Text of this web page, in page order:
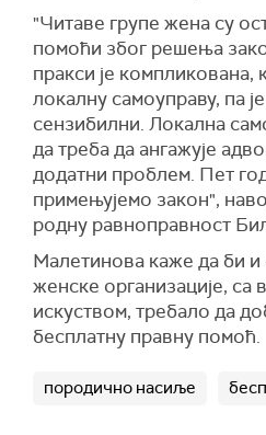
"Читаве групе жена су
помоћи због решења
пракси је компликована,
локалну самоуправу, па
сензибилни. Локална
да треба да ангажује
додатни проблем. Пет
примењујемо закон",
родну равноправност
Малетинова каже да би и
женске организације, са
искуством, требало да
бесплатну правну помоћ.
породично насиље